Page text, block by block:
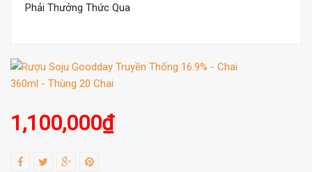
Phải Thưởng Thức Qua
1,100,000₫